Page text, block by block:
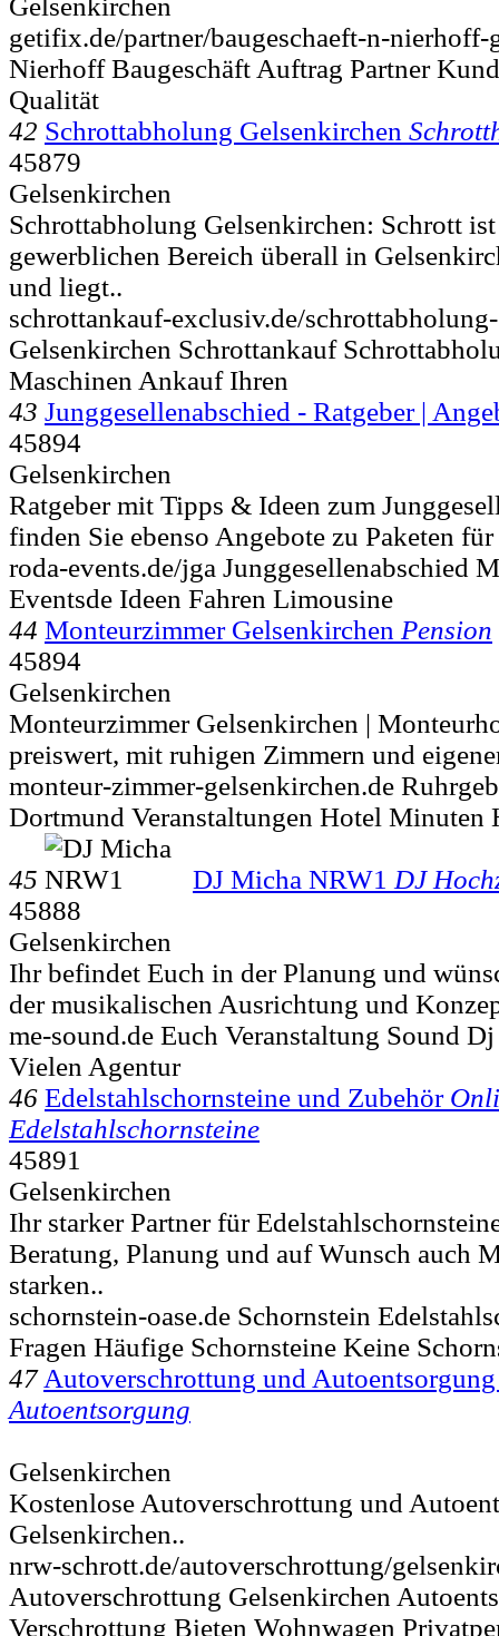
getifix.de/partner/baugeschaeft-n-
Nierhoff Baugeschäft Auftrag Partner
Qualität
42 Schrottabholung Gelsenkirchen
45879
Gelsenkirchen
Schrottabholung Gelsenkirchen: Schrott
gewerblichen Bereich überall in
und liegt..
schrottankauf-exclusiv.de/
Gelsenkirchen Schrottankauf
Maschinen Ankauf Ihren
43 Junggesellenabschied - Ratgeber |
45894
Gelsenkirchen
Ratgeber mit Tipps & Ideen zum
finden Sie ebenso Angebote zu Paketen
roda-events.de/jga Junggesellenabschied
Eventsde Ideen Fahren Limousine
44 Monteurzimmer Gelsenkirchen Pension
45894
Gelsenkirchen
Monteurzimmer Gelsenkirchen |
preiswert, mit ruhigen Zimmern und
monteur-zimmer-gelsenkirchen.de
Dortmund Veranstaltungen Hotel Minuten
45 DJ Micha NRW1 DJ
45888
Gelsenkirchen
Ihr befindet Euch in der Planung und
der musikalischen Ausrichtung und
me-sound.de Euch Veranstaltung Sound
Vielen Agentur
46 Edelstahlschornsteine und Zubehör
Edelstahlschornsteine
45891
Gelsenkirchen
Ihr starker Partner für
Beratung, Planung und auf Wunsch auch
starken..
schornstein-oase.de Schornstein
Fragen Häufige Schornsteine Keine
47 Autoverschrottung und
Autoentsorgung
Gelsenkirchen
Kostenlose Autoverschrottung und
Gelsenkirchen..
nrw-schrott.de/autoverschrottung/
Autoverschrottung Gelsenkirchen
Verschrottung Bieten Wohnwagen